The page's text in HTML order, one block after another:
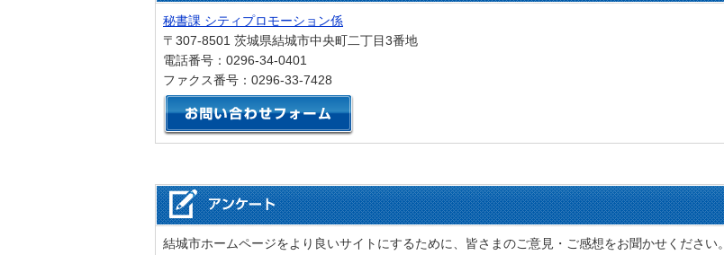
秘書課 シティプロモーション係
〒307-8501 茨城県結城市中央町二丁目3番地
電話番号：0296-34-0401
ファクス番号：0296-33-7428
結城市ホームページをより良いサイトにするために、皆さまのご意見・ご感想をお聞かせください。